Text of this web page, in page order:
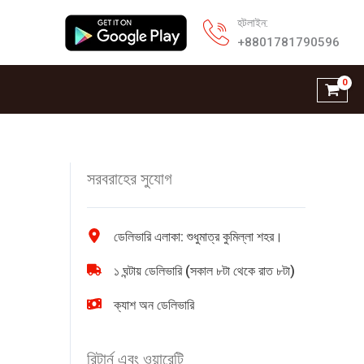
হটলাইন:
+8801781790596
সরবরাহের সুযোগ
ডেলিভারি এলাকা: শুধুমাত্র কুমিল্লা শহর।
১ ঘন্টায় ডেলিভারি (সকাল ৮টা থেকে রাত ৮টা)
ক্যাশ অন ডেলিভারি
রিটার্ন এবং ওয়ারেন্টি